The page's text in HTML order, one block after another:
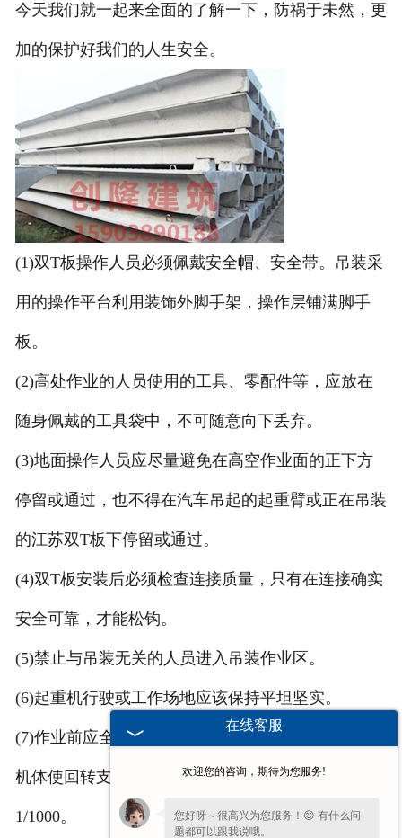
今天我们就一起来全面的了解一下，防祸于未然，更
加的保护好我们的人生安全。
(1)双T板操作人员必须佩戴安全帽、安全带。吊装采
用的操作平台利用装饰外脚手架，操作层铺满脚手
板。
(2)高处作业的人员使用的工具、零配件等，应放在
随身佩戴的工具袋中，不可随意向下丢弃。
(3)地面操作人员应尽量避免在高空作业面的正下方
停留或通过，也不得在汽车吊起的起重臂或正在吊装
的江苏双T板下停留或通过。
(4)双T板安装后必须检查连接质量，只有在连接确实
安全可靠，才能松钩。
(5)禁止与吊装无关的人员进入吊装作业区。
(6)起重机行驶或工作场地应该保持平坦坚实。
(7)作业前应全部伸出支腿并在脚板下垫方木，调整
机体使回转支撑面的倾斜度在无荷载是不大于
1/1000。
在线客服
欢迎您的咨询，期待为您服务!
您好呀～很高兴为您服务！😊 有什么问
题都可以跟我说哦。